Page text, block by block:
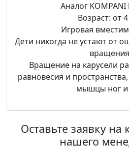
Аналог
Возраст: от
Игровая
Дети никогда не устают от
Вращение на карусели
равновесия и
мышцы ног и
Оставьте заявку на
нашего